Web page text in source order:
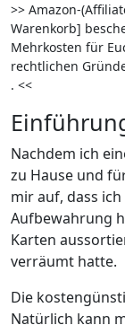
>> Amazon-
Warenkorb]
Mehrkosten für
rechtlichen
. <<
Nachdem ich
zu Hause und
mir auf, dass
Aufbewahrung
Karten
verräumt hatte.
Die
Natürlich kann